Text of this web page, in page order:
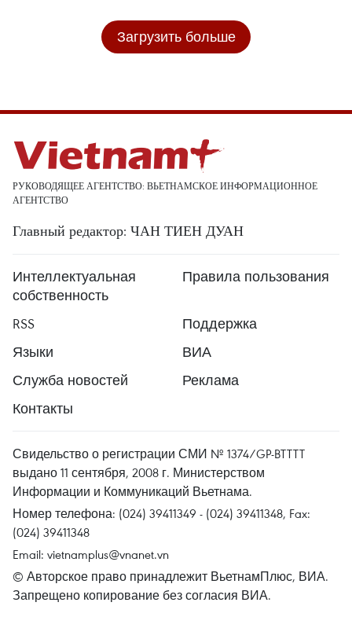
Загрузить больше
РУКОВОДЯЩЕЕ АГЕНТСТВО: ВЬЕТНАМСКОЕ ИНФОРМАЦИОННОЕ
АГЕНТСТВО
Главный редактор: ЧАН ТИЕН ДУАН
Интеллектуальная
собственность
Правила пользования
RSS
Поддержка
Языки
ВИА
Служба новостей
Реклама
Контакты
Свидельство о регистрации СМИ № 1374/GP-BTTTT
выдано 11 сентября, 2008 г. Министерством
Информации и Коммуникаций Вьетнама.
Номер телефона: (024) 39411349 - (024) 39411348, Fax:
(024) 39411348
Email: vietnamplus@vnanet.vn
© Авторское право принадлежит ВьетнамПлюс, ВИА.
Запрещено копирование без согласия ВИА.